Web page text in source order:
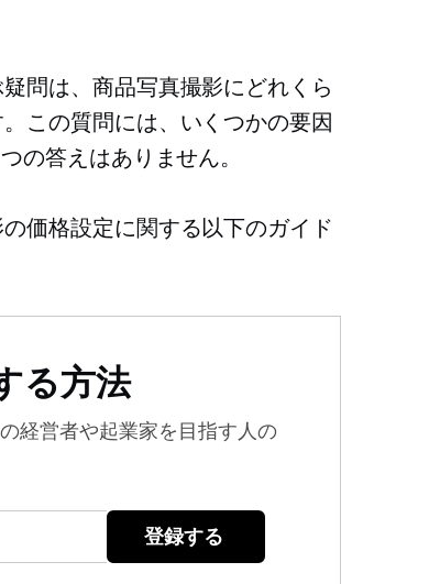
問は、商品写真撮影にどれくら
この質問には、いくつかの要因
の答えはありません。
価格設定に関する以下のガイド
る方法
経営者や起業家を目指す人の